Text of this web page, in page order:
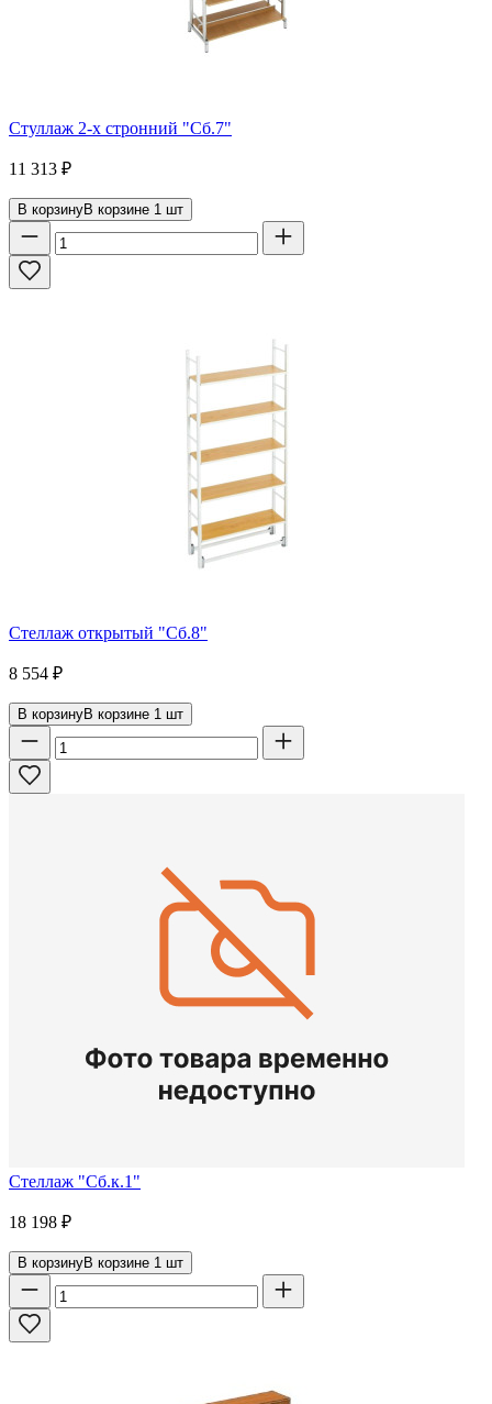
Стуллаж 2-х стронний "Сб.7"
11 313 ₽
В корзинуВ корзине 1 шт
Стеллаж открытый "Сб.8"
8 554 ₽
В корзинуВ корзине 1 шт
Стеллаж "Сб.к.1"
18 198 ₽
В корзинуВ корзине 1 шт